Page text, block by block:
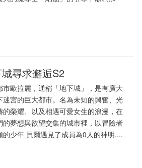
尋求邂逅S2
市歐拉麗，通稱「地下城」，是有廣大
迷宮的巨大都市。名為未知的興奮、光
的榮耀、以及相遇可愛女生的浪漫，在
的夢想與欲望交集的城市裡，以冒險者
的少年 貝爾遇見了成員為0人的神明....